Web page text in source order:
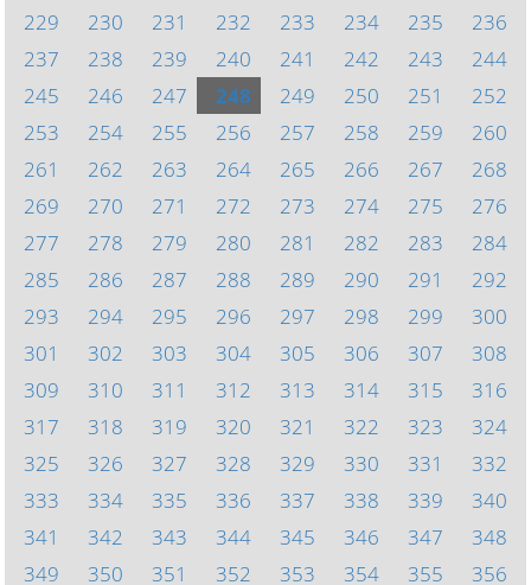
229
230 231 232 233 234 235
236
237
238 239 240 241 242 243
244
245
246 247 248 249 250 251
252
253
254 255 256 257 258 259
260
261
262 263 264 265 266 267
268
269
270 271 272 273 274 275
276
277
278 279 280 281 282 283
284
285
286 287 288 289 290 291
292
293
294 295 296 297 298 299
300
301
302 303 304 305 306 307
308
309
310 311 312 313 314 315
316
317
318 319 320 321 322 323
324
325
326 327 328 329 330 331
332
333
334 335 336 337 338 339
340
341
342 343 344 345 346 347
348
349
350 351 352 353 354 355 356